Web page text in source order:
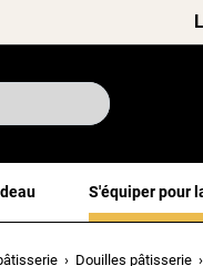
S'équiper pour
Douilles pâtisserie